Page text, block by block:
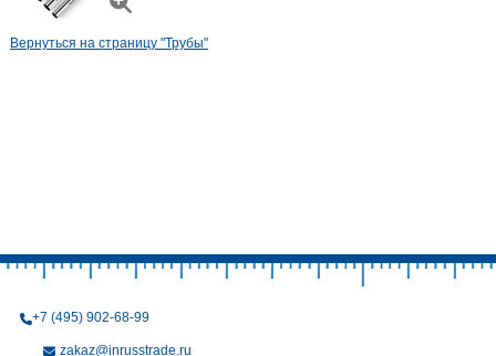
Вернуться на страницу "Трубы"
+7 (495) 902-68-99
zakaz@inrusstrade.ru